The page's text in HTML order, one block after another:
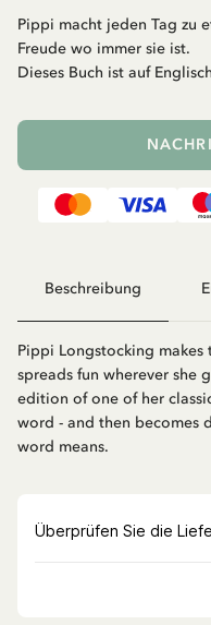
Pippi macht jeden Tag zu
Freude wo immer sie ist.
Dieses Buch ist auf Englisch
Beschreibung
Pippi Longstocking
spreads fun wherever she
edition of one of her
word - and then becomes
word means.